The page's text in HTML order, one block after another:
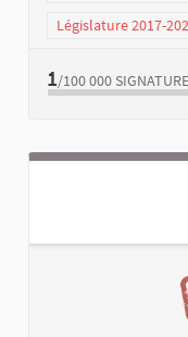
Législature 2017-
1/100 000 SIGNATURE